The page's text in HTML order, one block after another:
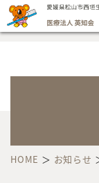
HOME ＞ お知らせ